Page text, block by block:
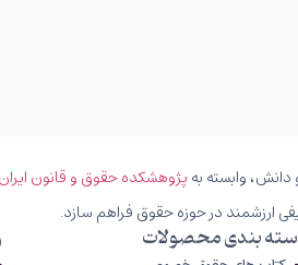
دانش، وابسته بهپژوهشکده حقوق و قانون ایران
ارزشمند در حوزه حقوق فراهم سازد.
بندی محصولات